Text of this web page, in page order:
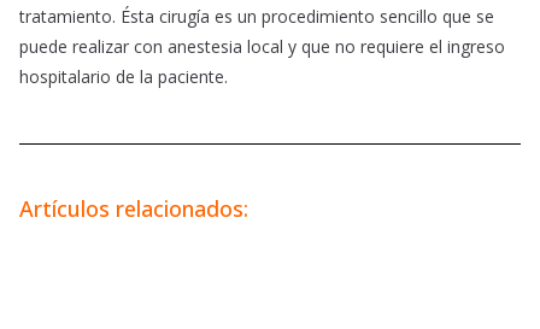
tratamiento. Ésta cirugía es un procedimiento sencillo que se
puede realizar con anestesia local y que no requiere el ingreso
hospitalario de la paciente.
Artículos relacionados: